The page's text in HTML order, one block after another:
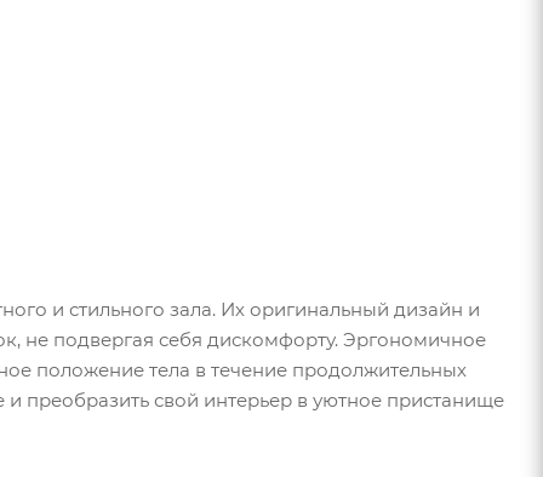
и стильного зала. Их оригинальный дизайн и
не подвергая себя дискомфорту. Эргономичное
положение тела в течение продолжительных
и преобразить свой интерьер в уютное пристанище